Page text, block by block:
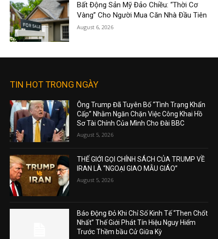
Bất Động Sản Mỹ Đảo Chiều: “Thời Cơ
Vàng” Cho Người Mua Căn Nhà Đầu Tiên
August 6, 2026
TIN HOT TRONG NGÀY
Ông Trump Đã Tuyên Bố “Tình Trạng Khẩn
Cấp” Nhằm Ngăn Chặn Việc Công Khai Hồ
Sơ Tài Chính Của Mình Cho Đài BBC
August 5, 2026
THẾ GIỚI GỌI CHÍNH SÁCH CỦA TRUMP VỀ
IRAN LÀ “NGOẠI GIAO MẪU GIÁO”
August 5, 2026
Báo Động Đỏ Khi Chỉ Số Kinh Tế “Then Chốt
Nhất” Thế Giới Phát Tín Hiệu Nguy Hiểm
Trước Thềm bầu Cử Giữa Kỳ